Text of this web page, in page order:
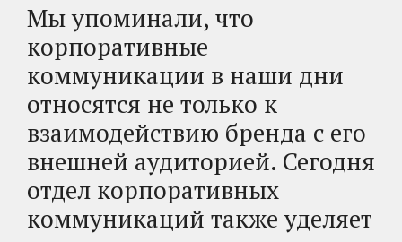
Мы упоминали, что
корпоративные
коммуникации в наши дни
относятся не только к
взаимодействию бренда с его
внешней аудиторией. Сегодня
отдел корпоративных
коммуникаций также уделяет